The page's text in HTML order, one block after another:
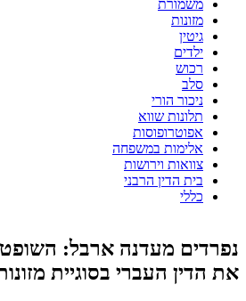
משמורת
מזונות
גיטין
ילדים
רכוש
סלב
ניכור הורי
תלונות שווא
אפוטרופוסות
אלימות במשפחה
צוואות וירושות
בית הדין הרבני
כללי
נפרדים מעדנה ארבל:
את הדין העברי בסוגיית